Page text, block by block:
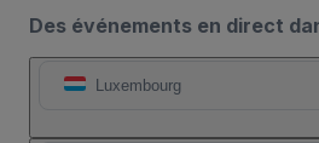
Des événements en direct
Luxembourg